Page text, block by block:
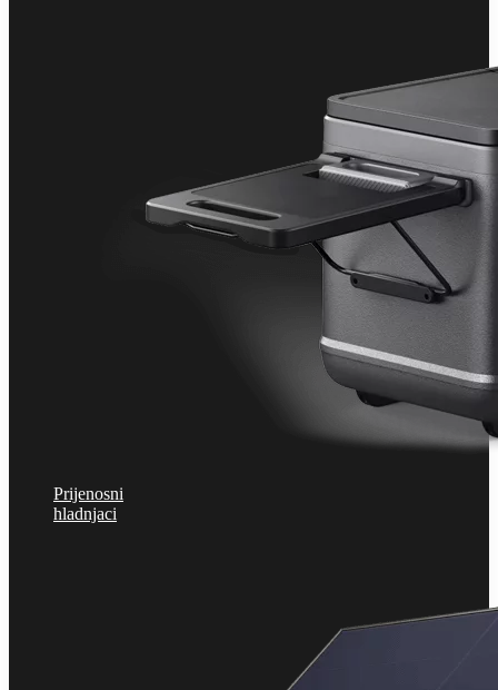
Prijenosni
hladnjaci